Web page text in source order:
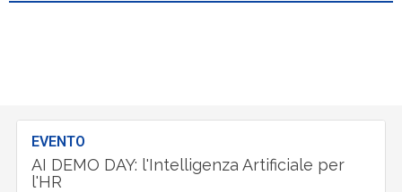
EVENTO
AI DEMO DAY: l'Intelligenza Artificiale per
l'HR